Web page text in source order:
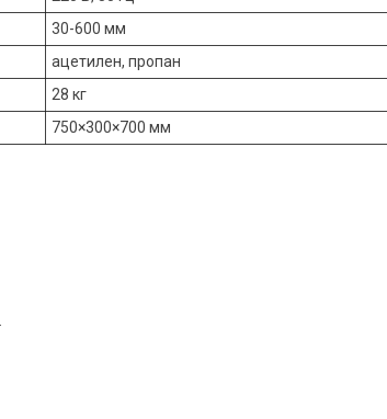
30-600 мм
ацетилен, пропан
28 кг
750×300×700 мм